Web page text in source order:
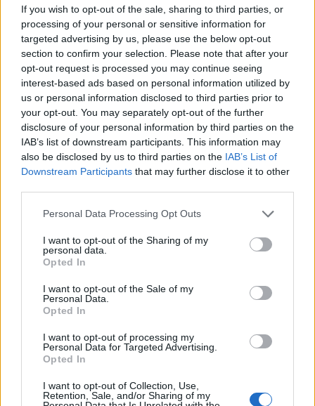
If you wish to opt-out of the sale, sharing to third parties, or
processing of your personal or sensitive information for
targeted advertising by us, please use the below opt-out
section to confirm your selection. Please note that after your
opt-out request is processed you may continue seeing
interest-based ads based on personal information utilized by
us or personal information disclosed to third parties prior to
your opt-out. You may separately opt-out of the further
disclosure of your personal information by third parties on the
IAB’s list of downstream participants. This information may
also be disclosed by us to third parties on the IAB’s List of
Downstream Participants that may further disclose it to other
Please note that this website/app uses one or more Google
not limited to your visit or usage behaviour. You may click to
grant or deny consent to Google and its third-party tags to
use your data for below specified purposes in below Google
consent section.
Personal Data Processing Opt Outs
I want to opt-out of the Sharing of my
personal data.
Opted In
I want to opt-out of the Sale of my
Personal Data.
Opted In
I want to opt-out of processing my
Personal Data for Targeted Advertising.
Opted In
I want to opt-out of Collection, Use,
Retention, Sale, and/or Sharing of my
Többek között egy román hallgatóval beszélgettem
erről a kérdéskörről. Hozzá kell tennem, hogy
anyanyelvi szinten beszél svédül, és már öt éve kinn
tanul. És még így is valamennyire outsider ebben a
tényleg rendkívül nyitott társadalomban, és
elmondta, igenis jól esik neki a nap végén a
lakótársával az anyanyelvén beszélni úgy, hogy a
kulturális háttér azonossága miatt félszavakból is
megértik egymást.
Bár Magyarország történelmileg inkább a nyugati
kultúrkörhöz tartozik, azzal szembesültem, hogy
moldáv, ukrán vagy román hallgatókkal sokkal
jobban meg tudom értetni magam
. Mármint nem
a nyelvi nehézségek miatt, hanem egyszerűen azért,
mert a kommunikáció sokkal többről szól, mint
maga a nyelv.